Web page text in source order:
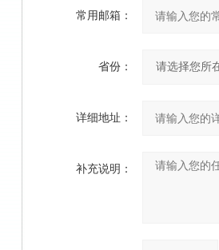
常用邮箱：
省份：
详细地址：
补充说明：